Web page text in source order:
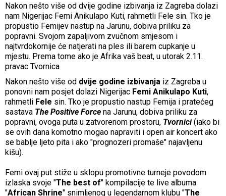
Nakon nešto više od dvije godine izbivanja iz Zagreba dolazi
nam Nigerijac Femi Anikulapo Kuti, rahmetli Fele sin. Tko je
propustio Femijev nastup na Jarunu, dobiva priliku za
popravni. Svojom zapaljivom zvučnom smjesom i
najtvrdokornije će natjerati na ples ili barem cupkanje u
mjestu. Prema tome ako je Afrika vaš beat, u utorak 2.11.
pravac Tvornica
Nakon nešto više od dvije godine izbivanja iz Zagreba u
ponovni nam posjet dolazi Nigerijac Femi Anikulapo Kuti,
rahmetli Fele sin. Tko je propustio nastup Femija i pratećeg
sastava The Positive Force na Jarunu, dobiva priliku za
popravni, ovoga puta u zatvorenom prostoru, Tvornici(iako bi
se ovih dana komotno mogao napraviti i open air koncert ako
se bablje ljeto pita i ako "prognozeri promaše" najavljenu
kišu).
Femi ovaj put stiže u sklopu promotivne turneje povodom
izlaska svoje "The best of" kompilacije te live albuma
"African Shrine" snimljenog u legendarnom klubu "The